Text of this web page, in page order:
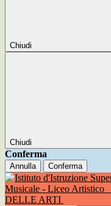
Chiudi
Chiudi
Conferma
Annulla Conferma
Musicale - Liceo Artistico
DELLE ARTI